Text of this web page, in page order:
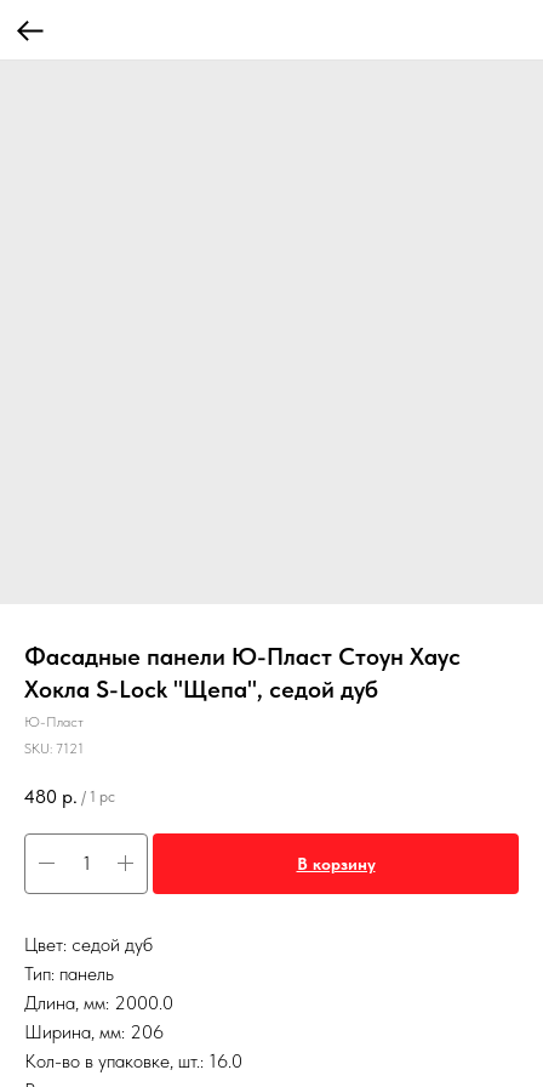
Фасадные панели Ю-Пласт Стоун Хаус
Хокла S-Lock "Щепа", седой дуб
Ю-Пласт
SKU: 7121
480 р. / 1 pc
В корзину
Цвет: седой дуб
Тип: панель
Длина, мм: 2000.0
Ширина, мм: 206
Кол-во в упаковке, шт.: 16.0